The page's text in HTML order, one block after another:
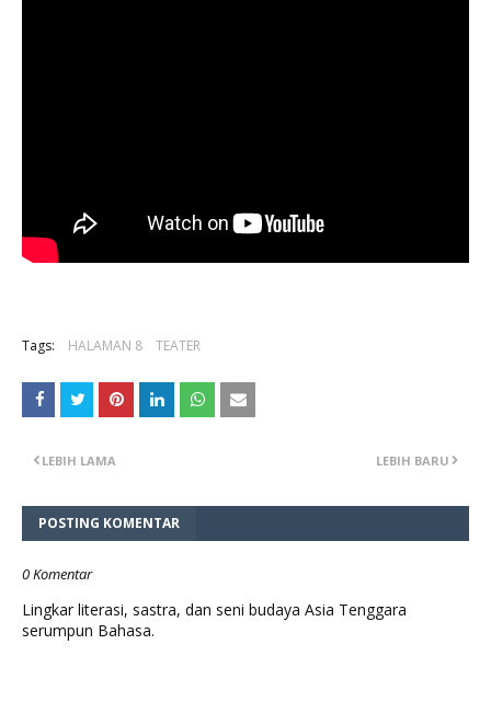
Tags: HALAMAN 8 TEATER
LEBIH BARU
LEBIH LAMA
POSTING KOMENTAR
0 Komentar
Lingkar literasi, sastra, dan seni budaya Asia Tenggara
serumpun Bahasa.